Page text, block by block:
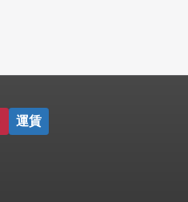
運賃